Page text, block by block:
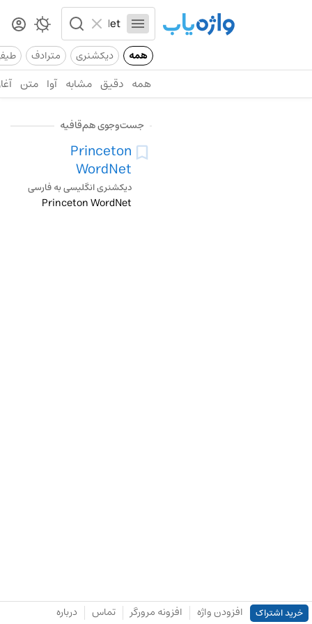
همه دیکشنری مترادف
همه دقیق مشابه آوا متن
جست‌وجوی هم‌قافیه
Princeton
WordNet
دیکشنری انگلیسی به فارسی
Princeton WordNet
خرید اشتراک افزودن واژه افزونه مرورگر تماس درباره